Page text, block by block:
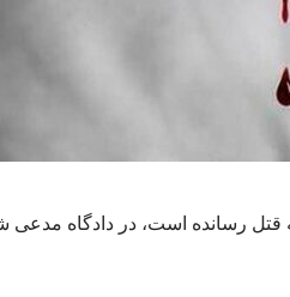
رسانده است، در دادگاه مدعی شد